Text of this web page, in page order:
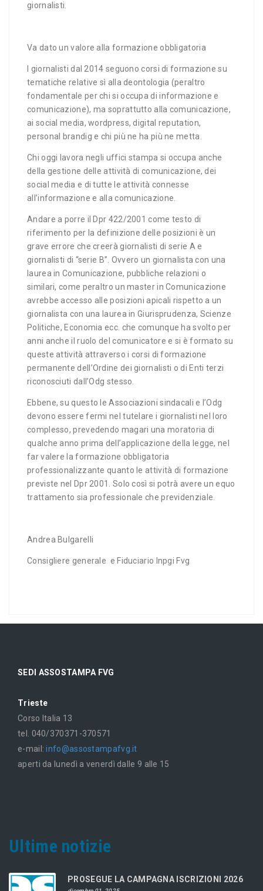
giornalisti.
Va dato un valore alla formazione obbligatoria
I giornalisti dal 2014 seguono corsi di formazione su
tematiche relative sì alla deontologia (peraltro
fondamentale per chi si occupa di informazione e
comunicazione), ma soprattutto alla comunicazione,
ai social media, wordpress, digital reputation,
personal brandig e chi più ne ha più ne metta.
Chi oggi lavora negli uffici stampa si occupa anche
della gestione delle attività di comunicazione, dei
social media e di tutte le attività connesse
all’informazione e alla comunicazione.
Andare a porre il Dpr 422/2001 come testo di
riferimento per la definizione delle posizioni è un
grave errore che creerà giornalisti di serie A e
giornalisti di “serie B”. Ovvero un giornalista con una
laurea in Comunicazione, pubbliche relazioni o
similari, come peraltro un master in Comunicazione
avrebbe accesso alle posizioni apicali rispetto a un
giornalista con una laurea in Giurisprudenza, Scienze
Politiche, Economia ecc. che comunque ha svolto per
anni anche il ruolo del comunicatore e si è formato su
queste attività attraverso i corsi di formazione
permanente dell’Ordine dei giornalisti o di Enti terzi
riconosciuti dall’Odg stesso.
Ebbene, su questo le Associazioni sindacali e l’Odg
devono essere fermi nel tutelare i giornalisti nel loro
complesso, prevedendo magari una moratoria di
qualche anno prima dell’applicazione della legge, nel
far valere la formazione obbligatoria
professionalizzante quanto le attività di formazione
previste nel Dpr 2001. Solo così si potrà avere un equo
trattamento sia professionale che previdenziale.
Andrea Bulgarelli
Consigliere generale e Fiduciario Inpgi Fvg
SEDI ASSOSTAMPA FVG
Trieste
Corso Italia 13
tel. 040/370371-370571
e-mail:info@assostampafvg.it
aperti da lunedì a venerdì dalle 9 alle 15
Ultime notizie
PROSEGUE LA CAMPAGNA ISCRIZIONI 2026